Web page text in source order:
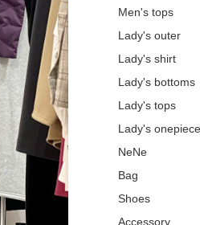
Men's tops
Lady's outer
Lady's shirt
Lady's bottoms
Lady's tops
Lady's onepiece
NeNe
Bag
Shoes
Accessory